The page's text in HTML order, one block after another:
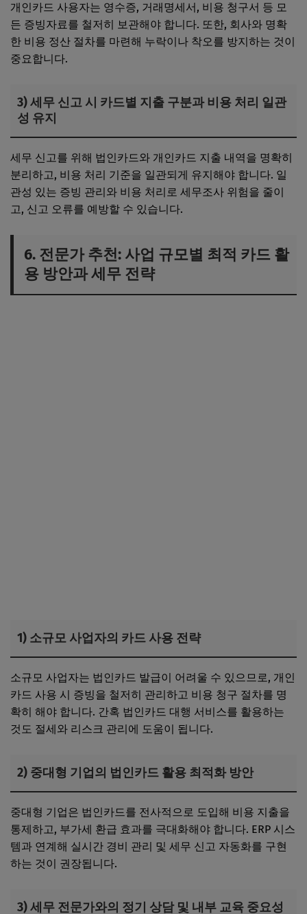
개인카드 사용자는 영수증, 거래명세서, 비용 청구서 등 모
든 증빙자료를 철저히 보관해야 합니다. 또한, 회사와 명확
한 비용 정산 절차를 마련해 누락이나 착오를 방지하는 것이
중요합니다.
3) 세무 신고 시 카드별 지출 구분과 비용 처리 일관
성 유지
세무 신고를 위해 법인카드와 개인카드 지출 내역을 명확히
분리하고, 비용 처리 기준을 일관되게 유지해야 합니다. 일
관성 있는 증빙 관리와 비용 처리로 세무조사 위험을 줄이
고, 신고 오류를 예방할 수 있습니다.
6. 전문가 추천: 사업 규모별 최적 카드 활
용 방안과 세무 전략
1) 소규모 사업자의 카드 사용 전략
소규모 사업자는 법인카드 발급이 어려울 수 있으므로, 개인
카드 사용 시 증빙을 철저히 관리하고 비용 청구 절차를 명
확히 해야 합니다. 간혹 법인카드 대행 서비스를 활용하는
것도 절세와 리스크 관리에 도움이 됩니다.
2) 중대형 기업의 법인카드 활용 최적화 방안
중대형 기업은 법인카드를 전사적으로 도입해 비용 지출을
통제하고, 부가세 환급 효과를 극대화해야 합니다. ERP 시스
템과 연계해 실시간 경비 관리 및 세무 신고 자동화를 구현
하는 것이 권장됩니다.
3) 세무 전문가와의 정기 상담 및 내부 교육 중요성